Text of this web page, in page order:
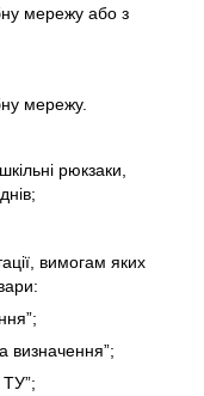
мережу або з
мережу.
рюкзаки,
вимогам яких
визначення”;